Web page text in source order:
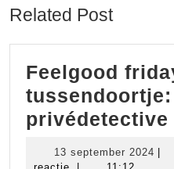
Related Post
Feelgood
privédetective
13 september 2024 13|